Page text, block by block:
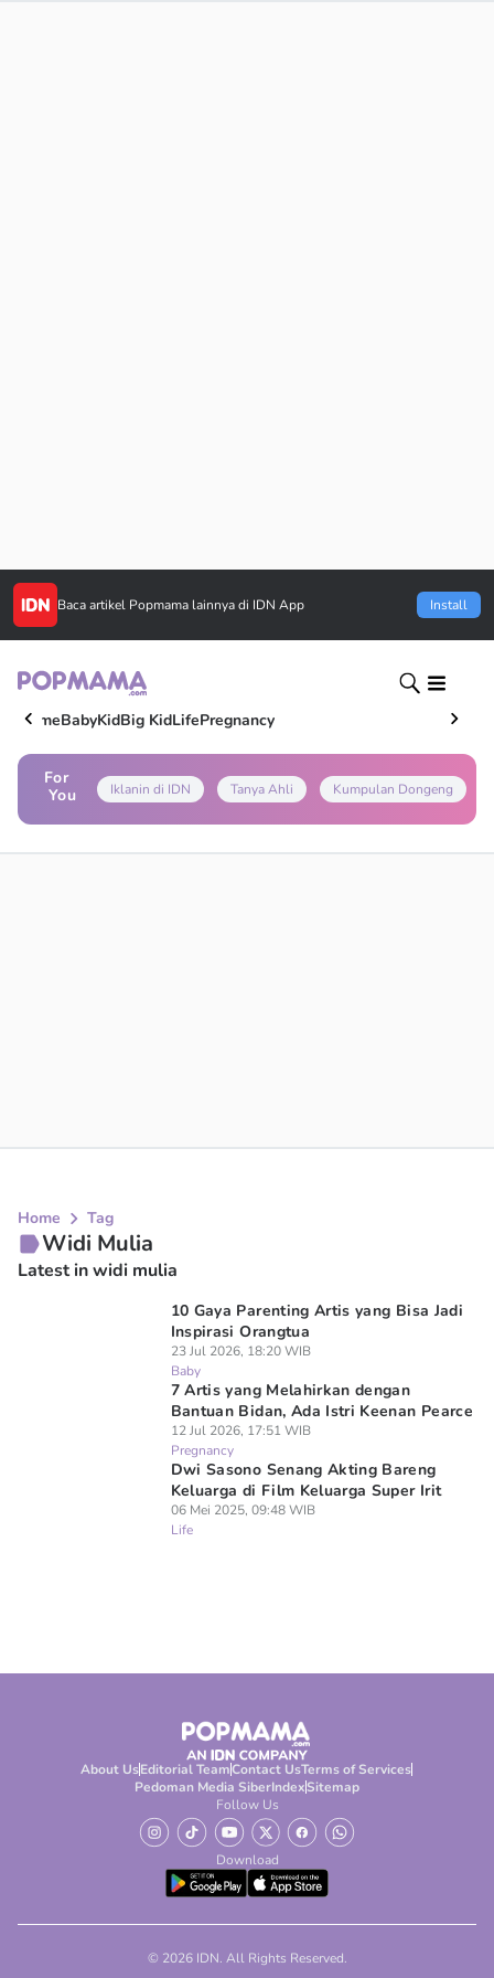
Baca artikel Popmama lainnya di IDN App Install
HomeBabyKidBig KidLifePregnancy
For
You
Iklanin di IDN Tanya Ahli Kumpulan Dongeng
Home Tag
Widi Mulia
Latest in widi mulia
10 Gaya Parenting Artis yang Bisa Jadi
Inspirasi Orangtua
23 Jul 2026, 18:20 WIB
Baby
7 Artis yang Melahirkan dengan
Bantuan Bidan, Ada Istri Keenan Pearce
12 Jul 2026, 17:51 WIB
Pregnancy
Dwi Sasono Senang Akting Bareng
Keluarga di Film Keluarga Super Irit
06 Mei 2025, 09:48 WIB
Life
About UsEditorial TeamContact UsTerms of Services
Pedoman Media SiberIndexSitemap
Follow Us
Download
© 2026 IDN. All Rights Reserved.